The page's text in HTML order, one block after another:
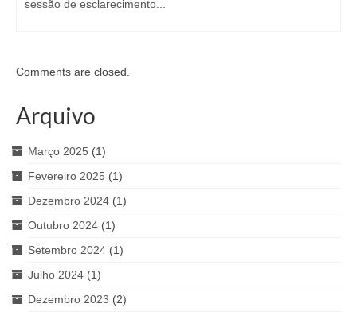
sessão de esclarecimento...
Comments are closed.
Arquivo
Março 2025 (1)
Fevereiro 2025 (1)
Dezembro 2024 (1)
Outubro 2024 (1)
Setembro 2024 (1)
Julho 2024 (1)
Dezembro 2023 (2)